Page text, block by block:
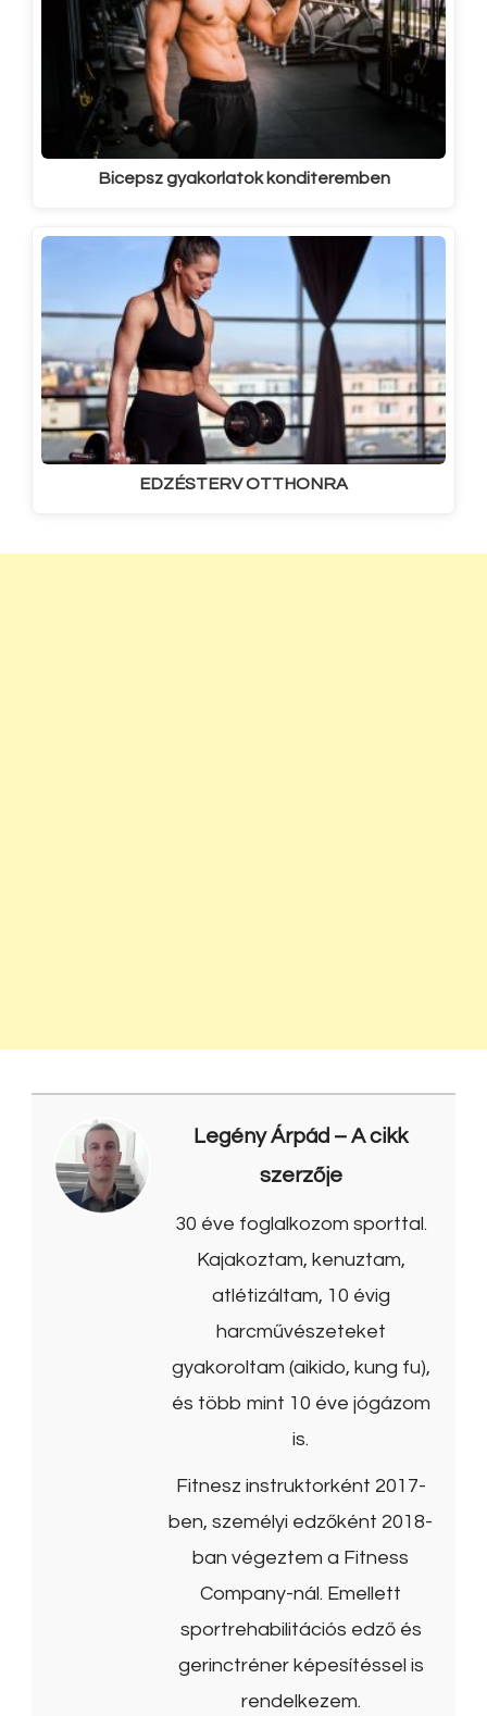
Bicepsz gyakorlatok konditeremben
EDZÉSTERV OTTHONRA
Legény Árpád – A cikk
szerzője
30 éve foglalkozom sporttal.
Kajakoztam, kenuztam,
atlétizáltam, 10 évig
harcművészeteket
gyakoroltam (aikido, kung fu),
és több mint 10 éve jógázom
is.
Fitnesz instruktorként 2017-
ben, személyi edzőként 2018-
ban végeztem a Fitness
Company-nál. Emellett
sportrehabilitációs edző és
gerinctréner képesítéssel is
rendelkezem.